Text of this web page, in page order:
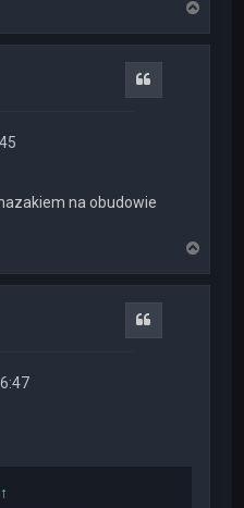
g
na obudowie
g
↑